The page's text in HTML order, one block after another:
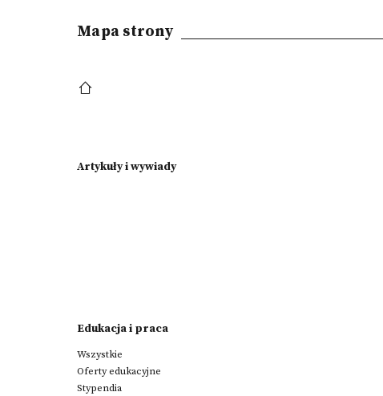
Mapa strony
Artykuły i wywiady
Edukacja i praca
Wszystkie
Oferty edukacyjne
Stypendia